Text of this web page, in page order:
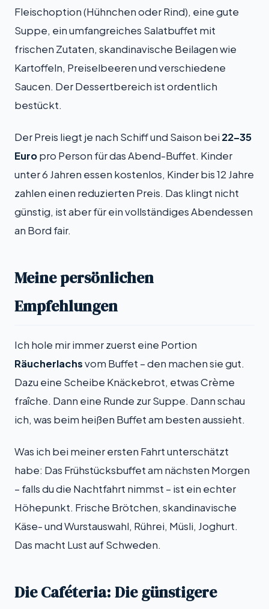
Fleischoption (Hühnchen oder Rind), eine gute
Suppe, ein umfangreiches Salatbuffet mit
frischen Zutaten, skandinavische Beilagen wie
Kartoffeln, Preiselbeeren und verschiedene
Saucen. Der Dessertbereich ist ordentlich
bestückt.
Der Preis liegt je nach Schiff und Saison bei 22–35
Europro Person für das Abend-Buffet. Kinder
unter 6 Jahren essen kostenlos, Kinder bis 12 Jahre
zahlen einen reduzierten Preis. Das klingt nicht
günstig, ist aber für ein vollständiges Abendessen
an Bord fair.
Meine persönlichen
Empfehlungen
Ich hole mir immer zuerst eine Portion
Räucherlachsvom Buffet – den machen sie gut.
Dazu eine Scheibe Knäckebrot, etwas Crème
fraîche. Dann eine Runde zur Suppe. Dann schau
ich, was beim heißen Buffet am besten aussieht.
Was ich bei meiner ersten Fahrt unterschätzt
habe: Das Frühstücksbuffet am nächsten Morgen
– falls du die Nachtfahrt nimmst – ist ein echter
Höhepunkt. Frische Brötchen, skandinavische
Käse- und Wurstauswahl, Rührei, Müsli, Joghurt.
Das macht Lust auf Schweden.
Die Caféteria: Die günstigere